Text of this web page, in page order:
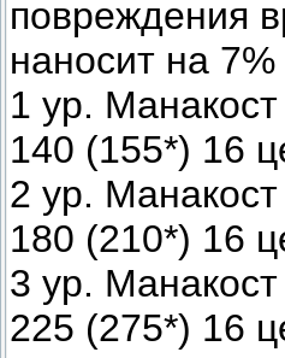
повреждения
наносит на
1 ур.
140 (155*) 16
2 ур.
180 (210*) 16
3 ур.
225 (275*) 16